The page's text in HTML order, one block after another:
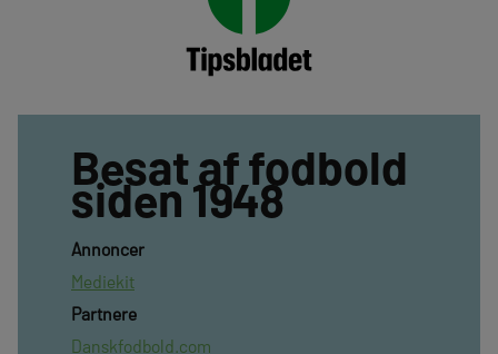
Besat af fodbold
siden 1948
Annoncer
Mediekit
Partnere
Danskfodbold.com